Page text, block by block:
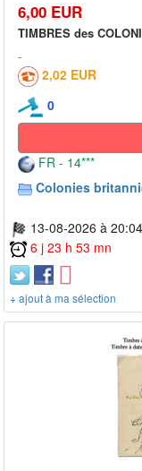
6,00 EUR
TIMBRES des
2,02 EUR
0
FR - 14***
Colonies
13-08-2026 à
6 j 23 h 53 mn
+ ajout à ma sélection